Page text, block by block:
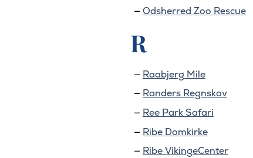
Odsherred Zoo Rescue
R
Raabjerg Mile
Randers Regnskov
Ree Park Safari
Ribe Domkirke
Ribe VikingeCenter